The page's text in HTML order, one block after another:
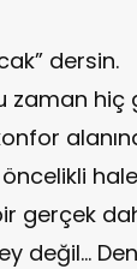
dersin.
zaman hiç
gerçek
değil…